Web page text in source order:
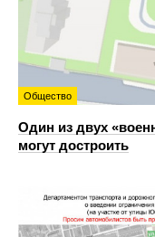
Общество
Один из двух
могут достроить